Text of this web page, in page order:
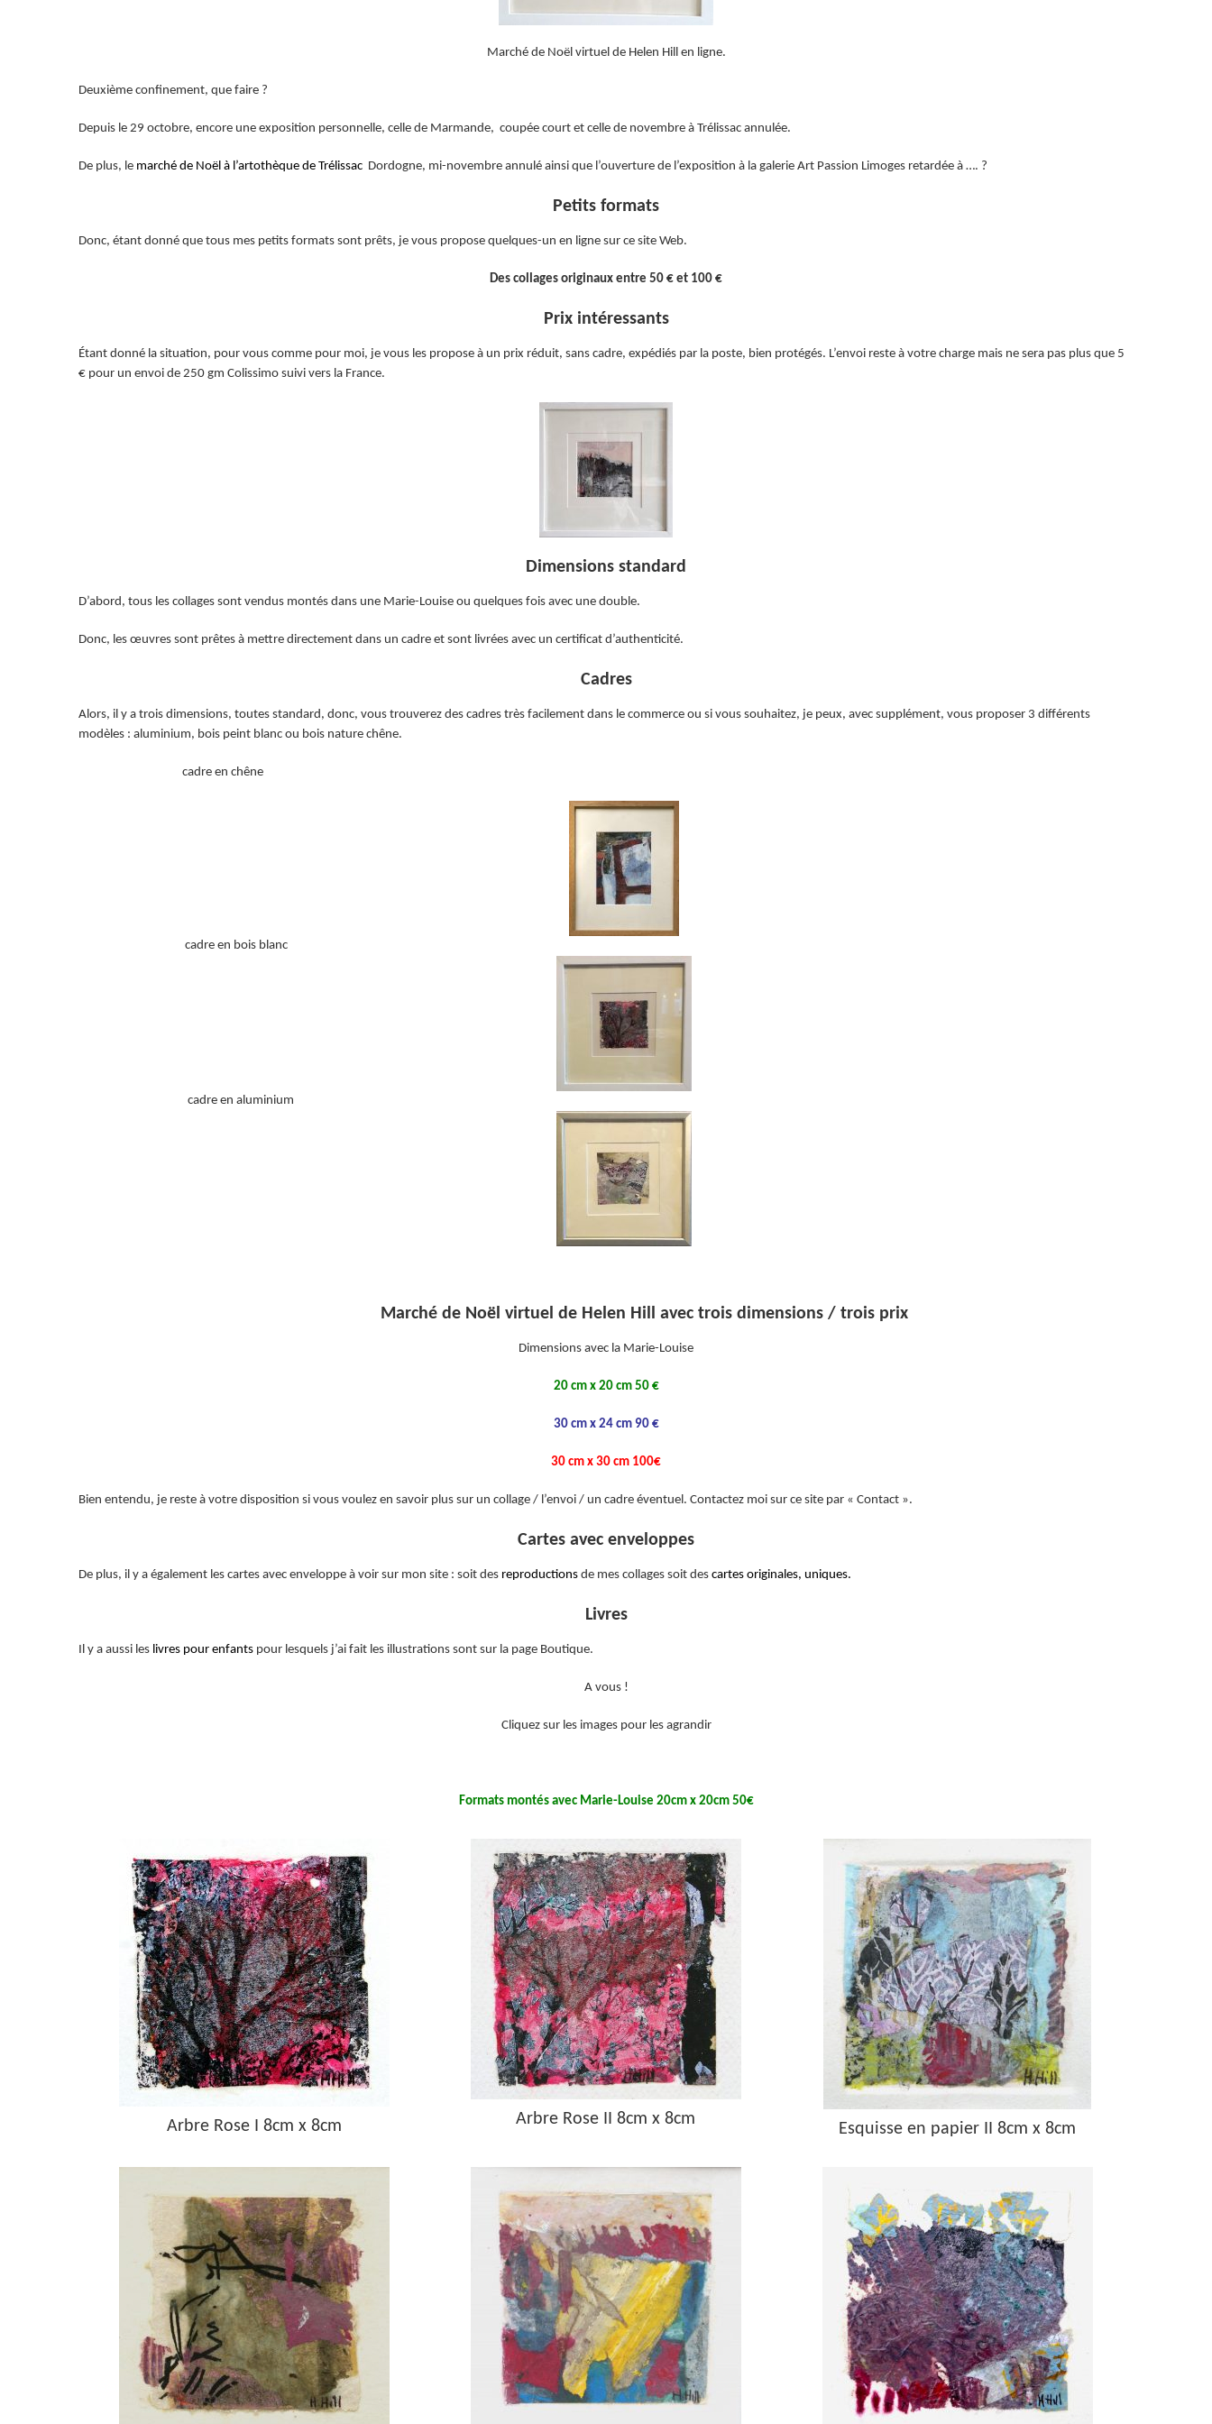
Marché de Noël virtuel de Helen Hill en ligne.
Deuxième confinement, que faire ?
Depuis le 29 octobre, encore une exposition personnelle, celle de Marmande, coupée court et celle de novembre à Trélissac annulée.
De plus, le marché de Noël à l’artothèque de Trélissac Dordogne, mi-novembre annulé ainsi que l’ouverture de l’exposition à la galerie Art Passion Limoges retardée à …. ?
Petits formats
Donc, étant donné que tous mes petits formats sont prêts, je vous propose quelques-un en ligne sur ce site Web.
Des collages originaux entre 50 € et 100 €
Prix intéressants
Étant donné la situation, pour vous comme pour moi, je vous les propose à un prix réduit, sans cadre, expédiés par la poste, bien protégés. L’envoi reste à votre charge mais ne sera pas plus que 5
€ pour un envoi de 250 gm Colissimo suivi vers la France.
Dimensions standard
D’abord, tous les collages sont vendus montés dans une Marie-Louise ou quelques fois avec une double.
Donc, les œuvres sont prêtes à mettre directement dans un cadre et sont livrées avec un certificat d’authenticité.
Cadres
Alors, il y a trois dimensions, toutes standard, donc, vous trouverez des cadres très facilement dans le commerce ou si vous souhaitez, je peux, avec supplément, vous proposer 3 différents
modèles : aluminium, bois peint blanc ou bois nature chêne.
cadre en chêne
cadre en bois blanc
cadre en aluminium
Marché de Noël virtuel de Helen Hill avec trois dimensions / trois prix
Dimensions avec la Marie-Louise
20 cm x 20 cm 50 €
30 cm x 24 cm 90 €
30 cm x 30 cm 100€
Bien entendu, je reste à votre disposition si vous voulez en savoir plus sur un collage / l’envoi / un cadre éventuel. Contactez moi sur ce site par « Contact ».
Cartes avec enveloppes
De plus, il y a également les cartes avec enveloppe à voir sur mon site : soit des reproductions de mes collages soit des cartes originales, uniques.
Livres
Il y a aussi les livres pour enfants pour lesquels j’ai fait les illustrations sont sur la page Boutique.
A vous !
Cliquez sur les images pour les agrandir
Formats montés avec Marie-Louise 20cm x 20cm 50€
Arbre Rose I 8cm x 8cm Arbre Rose II 8cm x 8cm
Esquisse en papier II 8cm x 8cm